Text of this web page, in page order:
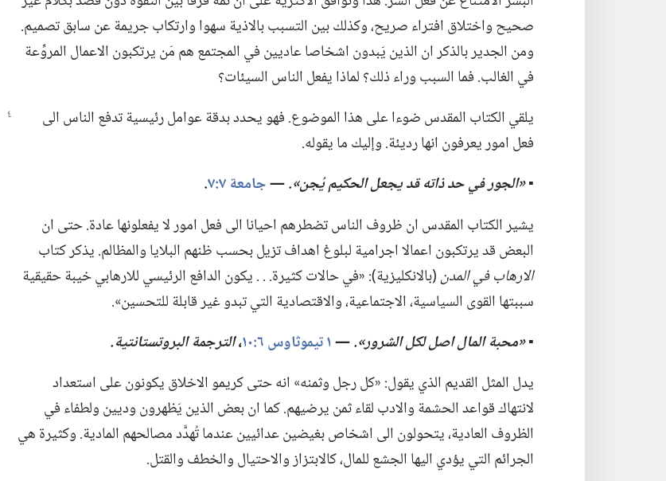
صحيح واختلاق افتراء صريح،‏ وكذلك بين التسبب بالاذية سهوا وارتكاب جريمة عن سابق تصميم.‏
ومن الجدير بالذكر ان الذين يَبدون اشخاصا عاديين في المجتمع هم مَن يرتكبون الاعمال المروِّعة
في الغالب.‏ فما السبب وراء ذلك؟‏ لماذا يفعل الناس السيئات؟‏
يلقي الكتاب المقدس ضوءا على هذا الموضوع.‏ فهو يحدد بدقة عوامل رئيسية تدفع الناس الى
فعل امور يعرفون انها رديئة.‏ وإليك ما يقوله.‏
▪‏«الجورفيحد ذاته قد يجعل الحكيم يُجن».‏‏—‏جامعة ٧:‏٧
‏.‏
يشير الكتاب المقدس ان ظروف الناس تضطرهم احيانا الى فعل امور لا يفعلونها عادة.‏ حتى ان
البعض قد يرتكبون اعمالا اجرامية لبلوغ اهداف تزيل بحسب ظنهم البلايا والمظالم.‏ يذكر كتاب
الارهابفيالمدن‏(‏بالانكليزية)‏:‏ «في حالات كثيرة.‏ .‏ .‏ يكون الدافع الرئيسي للارهابي خيبة حقيقية
سببتها القوى السياسية،‏ الاجتماعية،‏ والاقتصادية التي تبدو غير قابلة للتحسين».‏
▪‏«محبة المال اصل لكل الشرور».‏‏—‏١ تيموثاوس ٦:‏١٠ ‏،‏الترجمة البروتستانتية.‏
يدل المثل القديم الذي يقول:‏ «كل رجل وثمنه» انه حتى كريمو الاخلاق يكونون على استعداد
لانتهاك قواعد الحشمة والادب لقاء ثمن يرضيهم.‏ كما ان بعض الذين يَظهرون وديين ولطفاء في
الظروف العادية،‏ يتحولون الى اشخاص بغيضين عدائيين عندما تُهدَّد مصالحهم المادية.‏ وكثيرة هي
الجرائم التي يؤدي اليها الجشع للمال،‏ كالابتزاز والاحتيال والخطف والقتل.‏